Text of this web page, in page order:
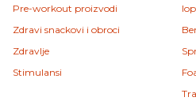
Pre-workout proizvodi
Zdravi snackovi i obroci
Zdravlje
Stimulansi